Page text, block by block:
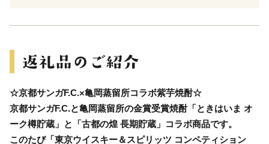
☆京都サンガF.C.×亀岡蒸留所コラボ紫芋焼酎☆
京都サンガF.C.と亀岡蒸留所の金賞受賞焼酎「ときはいま オ
ーク樽貯蔵」と「古都の煌 長期貯蔵」コラボ商品です。
このたび「東京ウイスキー＆スピリッツ コンペティション